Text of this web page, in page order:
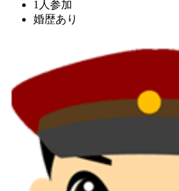
1人参加
婚歴あり